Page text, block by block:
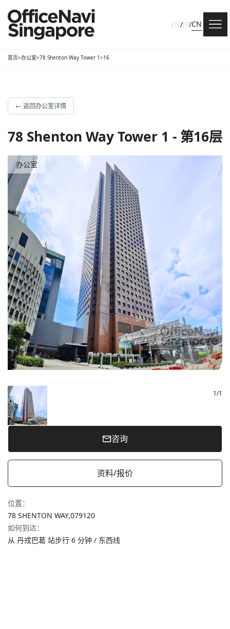
EN/JP/CN
首页>办公室>78 Shenton Way Tower 1>16
← 返回办公室详情
78 Shenton Way Tower 1 - 第16层
办公室
1/1
咨询
资料/报价
位置：
78 SHENTON WAY,079120
如何到达：
从 丹戎巴葛 站步行 6 分钟 / 东西线